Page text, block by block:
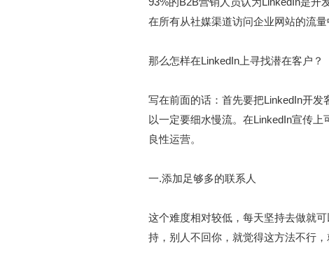
在所有从社媒渠道访问企业网站的流
那么怎样在LinkedIn上寻找潜在客户？
写在前面的话：首先要把LinkedIn开
以一定要细水慢流。在LinkedIn宣传
良性运营。
一.添加足够多的联系人
这个难度相对较低，每天坚持去做就
持，别人不回你，就觉得这方法不行